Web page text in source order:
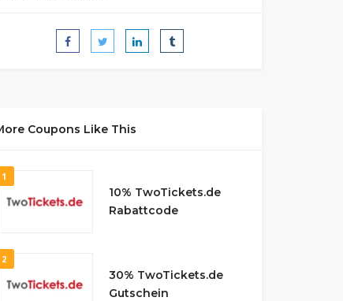
Coupons Like This
1
10% TwoTickets.de
Rabattcode
2
30% TwoTickets.de
Gutschein